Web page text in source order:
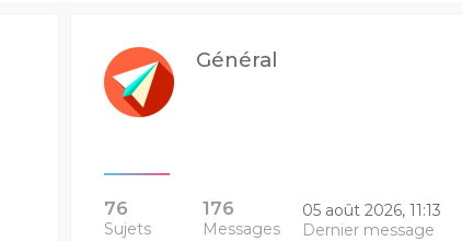
Général
76
Sujets
176
Messages
05 août 2026, 11:13
Dernier message